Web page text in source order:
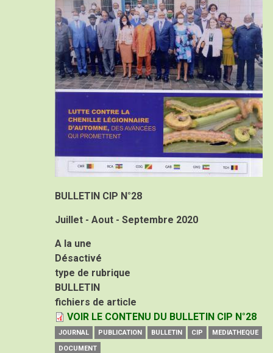
BULLETIN CIP N°28
Juillet - Aout - Septembre 2020
A la une
Désactivé
type de rubrique
BULLETIN
fichiers de article
VOIR LE CONTENU DU BULLETIN CIP N°28
JOURNAL PUBLICATION BULLETIN CIP
MEDIATHEQUE
DOCUMENT